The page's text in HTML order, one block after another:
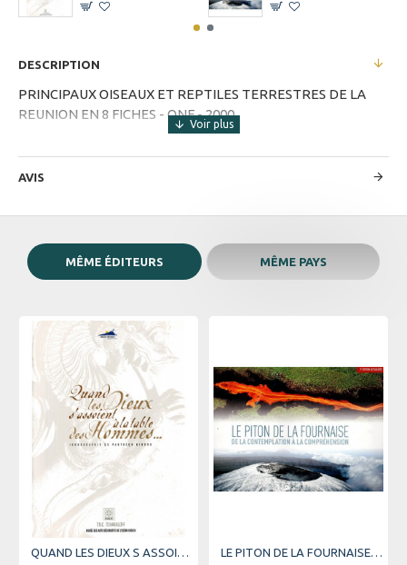
DESCRIPTION
PRINCIPAUX OISEAUX ET REPTILES TERRESTRES DE LA
REUNION EN 8 FICHES - ONF - 2000
AVIS
MÊME ÉDITEURS MÊME PAYS
QUAND LES DIEUX S ASSOIENTS A LA TABLE DES HOMMES LE PITON DE LA FOURNAISE : DE LA CONTEMPLATION A LA COMPREHENSION - PATRICE HUET - 2017